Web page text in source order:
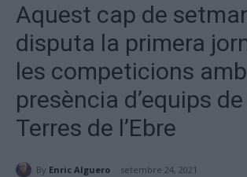
Aquest cap de
disputa la primera
les competicions amb
presència d’equips
Terres de l’Ebre
By Enric Alguero setembre 24, 2021